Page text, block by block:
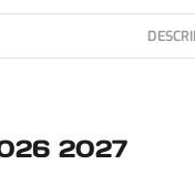
2027